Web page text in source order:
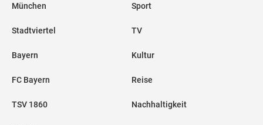
München
Stadtviertel
Bayern
FC Bayern
TSV 1860
Sport
TV
Kultur
Reise
Nachhaltigkeit